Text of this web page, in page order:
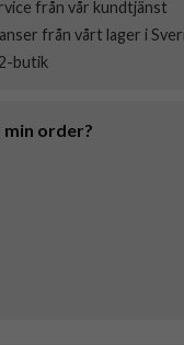
från vår kundtjänst
från vårt lager i
butik
min order?